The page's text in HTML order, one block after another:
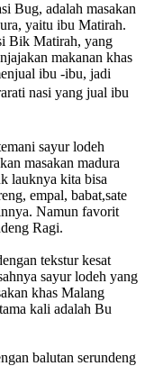
Bug, adalah masakan
yaitu ibu Matirah.
Bik Matirah, yang
makanan khas
ibu -ibu, jadi
nasi yang jual ibu
sayur lodeh
masakan madura
lauknya kita bisa
empal, babat,sate
Namun favorit
Ragi.
tekstur kesat
sayur lodeh yang
khas Malang
kali adalah Bu
balutan serundeng